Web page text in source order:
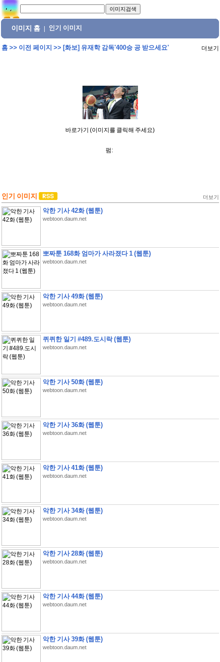
이미지 홈 인기 이미지
홈>> 이전 페이지 >> [화보] 유재학 감독'400승 공 받으세요' 더보기
바로가기 (이미지를 클릭해 주세요)
펌:
인기 이미지 더보기
악한 기사 42화 (웹툰)
webtoon.daum.net
뽀짜툰 168화 엄마가 사라졌다 1 (웹툰)
webtoon.daum.net
악한 기사 49화 (웹툰)
webtoon.daum.net
퀴퀴한 일기 #489.도시락 (웹툰)
webtoon.daum.net
악한 기사 50화 (웹툰)
webtoon.daum.net
악한 기사 36화 (웹툰)
webtoon.daum.net
악한 기사 41화 (웹툰)
webtoon.daum.net
악한 기사 34화 (웹툰)
webtoon.daum.net
악한 기사 28화 (웹툰)
webtoon.daum.net
악한 기사 44화 (웹툰)
webtoon.daum.net
악한 기사 39화 (웹툰)
webtoon.daum.net